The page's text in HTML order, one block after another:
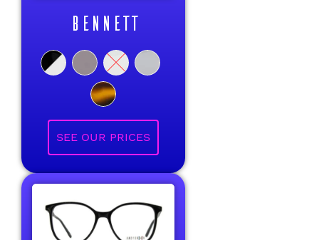
BENNETT